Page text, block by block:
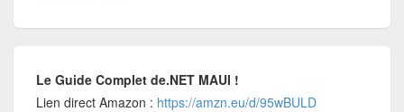
Le Guide Complet de.NET MAUI !
Lien direct Amazon : https://amzn.eu/d/95wBULD